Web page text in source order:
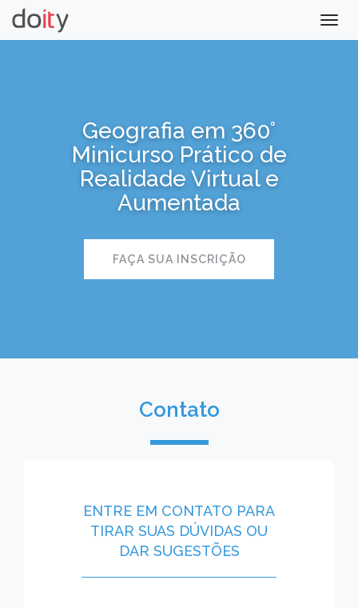
Geografia em 360°
Minicurso Prático de
Realidade Virtual e
Aumentada
FAÇA SUA INSCRIÇÃO
Contato
ENTRE EM CONTATO PARA
TIRAR SUAS DÚVIDAS OU
DAR SUGESTÕES